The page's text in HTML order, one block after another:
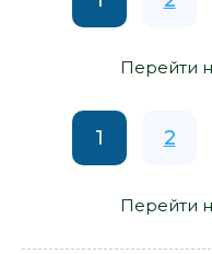
Перейти
1 2
Перейти